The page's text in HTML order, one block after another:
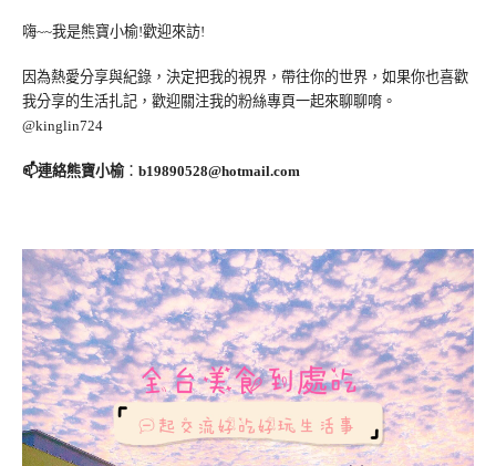
嗨~~我是熊寶小榆!歡迎來訪!
因為熱愛分享與紀錄，決定把我的視界，帶往你的世界，如果你也喜歡
我分享的生活扎記，歡迎關注我的粉絲專頁一起來聊聊唷。
@kinglin724
📫連絡熊寶小榆： b19890528@hotmail.com